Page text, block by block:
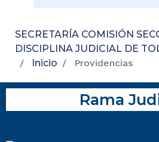
SECRETARÍA COMISIÓN
DISCIPLINA JUDICIAL DE
Inicio
Providencias
Rama